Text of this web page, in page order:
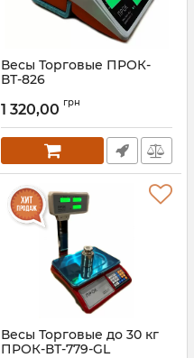
Весы Торговые ПРОК-
ВТ-826
1 320,00 грн
Весы Торговые до 30 кг
ПРОК-ВТ-779-GL